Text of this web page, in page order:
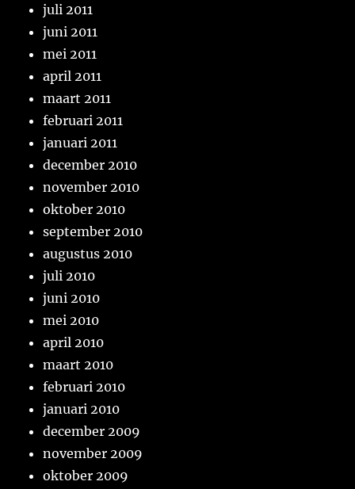
juli 2011
juni 2011
mei 2011
april 2011
maart 2011
februari 2011
januari 2011
december 2010
november 2010
oktober 2010
september 2010
augustus 2010
juli 2010
juni 2010
mei 2010
april 2010
maart 2010
februari 2010
januari 2010
december 2009
november 2009
oktober 2009